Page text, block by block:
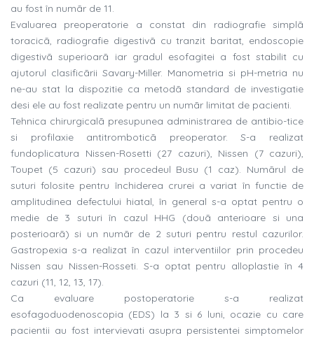
au fost în numãr de 11.
Evaluarea preoperatorie a constat din radiografie simplã
toracicã, radiografie digestivã cu tranzit baritat, endoscopie
digestivã superioarã iar gradul esofagitei a fost stabilit cu
ajutorul clasificãrii Savary-Miller. Manometria si pH-metria nu
ne-au stat la dispozitie ca metodã standard de investigatie
desi ele au fost realizate pentru un numãr limitat de pacienti.
Tehnica chirurgicalã presupunea administrarea de antibio-tice
si profilaxie antitromboticã preoperator. S-a realizat
fundoplicatura Nissen-Rosetti (27 cazuri), Nissen (7 cazuri),
Toupet (5 cazuri) sau procedeul Busu (1 caz). Numãrul de
suturi folosite pentru închiderea crurei a variat în functie de
amplitudinea defectului hiatal, în general s-a optat pentru o
medie de 3 suturi în cazul HHG (douã anterioare si una
posterioarã) si un numãr de 2 suturi pentru restul cazurilor.
Gastropexia s-a realizat în cazul interventiilor prin procedeu
Nissen sau Nissen-Rosseti. S-a optat pentru alloplastie în 4
cazuri (11, 12, 13, 17).
Ca evaluare postoperatorie s-a realizat
esofagoduodenoscopia (EDS) la 3 si 6 luni, ocazie cu care
pacientii au fost intervievati asupra persistentei simptomelor